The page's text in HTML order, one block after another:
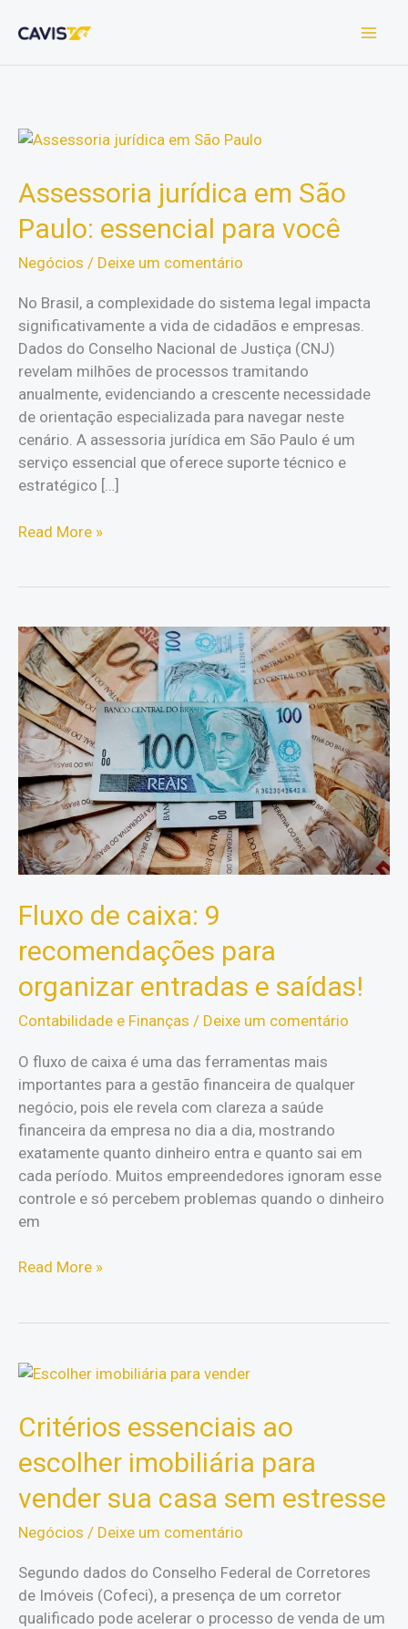
para
Assessoria jurídica em São
Paulo: essencial para você
Negócios / Deixe um comentário
No Brasil, a complexidade do sistema legal impacta
significativamente a vida de cidadãos e empresas.
Dados do Conselho Nacional de Justiça (CNJ)
revelam milhões de processos tramitando
anualmente, evidenciando a crescente necessidade
de orientação especializada para navegar neste
cenário. A assessoria jurídica em São Paulo é um
serviço essencial que oferece suporte técnico e
estratégico […]
Assessoria
essencial
para
você
Read More »
Fluxo de caixa: 9
recomendações para
organizar entradas e saídas!
Contabilidade e Finanças / Deixe um comentário
O fluxo de caixa é uma das ferramentas mais
importantes para a gestão financeira de qualquer
negócio, pois ele revela com clareza a saúde
financeira da empresa no dia a dia, mostrando
exatamente quanto dinheiro entra e quanto sai em
cada período. Muitos empreendedores ignoram esse
controle e só percebem problemas quando o dinheiro
em
Fluxo
para
entradas
saídas!
Read More »
Critérios essenciais ao
escolher imobiliária para
vender sua casa sem estresse
Negócios / Deixe um comentário
Segundo dados do Conselho Federal de Corretores
de Imóveis (Cofeci), a presença de um corretor
qualificado pode acelerar o processo de venda de um